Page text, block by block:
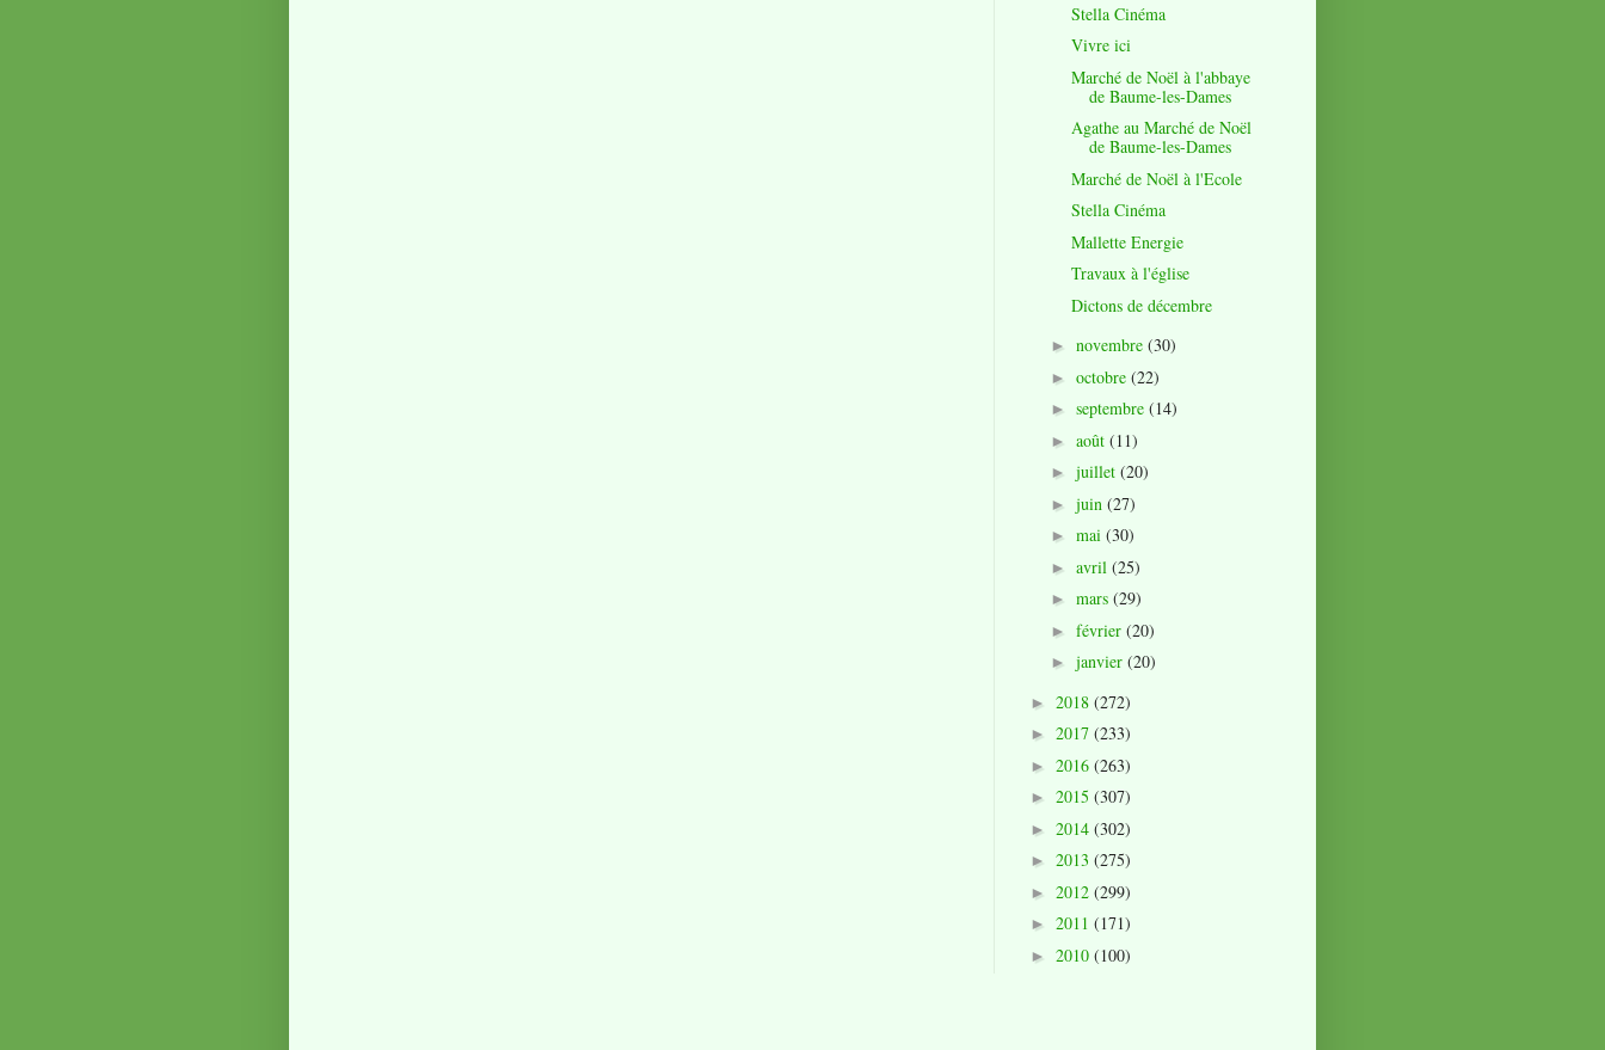
Stella Cinéma
Vivre ici
Marché de Noël à l'abbaye
de Baume-les-Dames
Agathe au Marché de Noël
de Baume-les-Dames
Marché de Noël à l'Ecole
Stella Cinéma
Mallette Energie
Travaux à l'église
Dictons de décembre
► novembre (30)
► octobre (22)
► septembre (14)
► août (11)
► juillet (20)
► juin (27)
► mai (30)
► avril (25)
► mars (29)
► février (20)
► janvier (20)
► 2018 (272)
► 2017 (233)
► 2016 (263)
► 2015 (307)
► 2014 (302)
► 2013 (275)
► 2012 (299)
► 2011 (171)
► 2010 (100)